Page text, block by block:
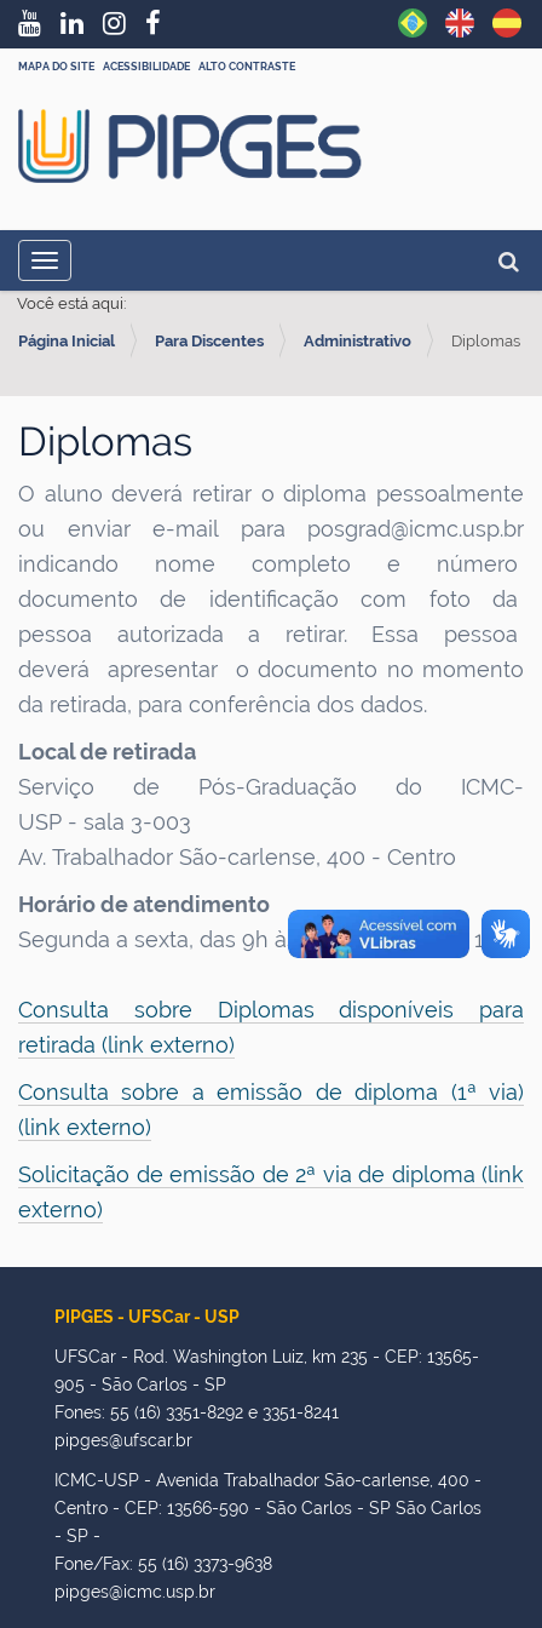
MAPA DO SITE ACESSIBILIDADE ALTO CONTRASTE
Busca
Toggle navigation
Você está aqui:
Página Inicial Para Discentes Administrativo Diplomas
Diplomas
O aluno deverá retirar o diploma pessoalmente
ou enviar e-mail para posgrad@icmc.usp.br
indicando nome completo e número
documento de identificação com foto da
pessoa autorizada a retirar. Essa pessoa
deverá apresentar o documento no momento
da retirada, para conferência dos dados.
Local de retirada
Serviço de Pós-Graduação do ICMC-
USP - sala 3-003
Av. Trabalhador São-carlense, 400 - Centro
Horário de atendimento
Segunda a sexta, das 9h às 11h e das 14h às 16h
Consulta sobre Diplomas disponíveis para
retirada (link externo)
Consulta sobre a emissão de diploma (1ª via)
(link externo)
Solicitação de emissão de 2ª via de diploma (link
externo)
PIPGES - UFSCar - USP
UFSCar - Rod. Washington Luiz, km 235 - CEP: 13565-
905 - São Carlos - SP
Fones: 55 (16) 3351-8292 e 3351-8241
pipges@ufscar.br
ICMC-USP - Avenida Trabalhador São-carlense, 400 -
Centro - CEP: 13566-590 - São Carlos - SP São Carlos
- SP -
Fone/Fax: 55 (16) 3373-9638
pipges@icmc.usp.br